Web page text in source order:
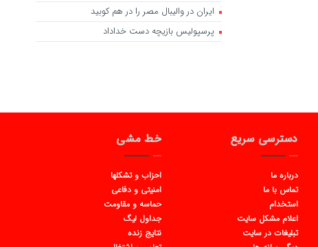
ایران در والیبال مصر را در هم کوبید
پرسپولیس بازیچه دست خداداد
دسترسی سریع
درباره ما
تماس با ما
استخدام
اعلام مشکل سایت
تبلیغات در سایت
خط مشی
احزاب و تشکلها
امنیتی و دفاعی
حماسه و مقاومت
جداول لیگ
نتایج زنده